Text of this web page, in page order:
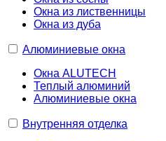
Окна из лиственницы
Окна из дуба
Алюминиевые окна
Окна ALUTECH
Теплый алюминий
Алюминиевые окна
Внутренняя отделка